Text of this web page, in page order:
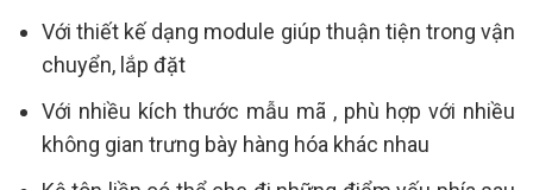
Với thiết kế dạng module giúp thuận tiện trong vận
chuyển, lắp đặt
Với nhiều kích thước mẫu mã , phù hợp với nhiều
không gian trưng bày hàng hóa khác nhau